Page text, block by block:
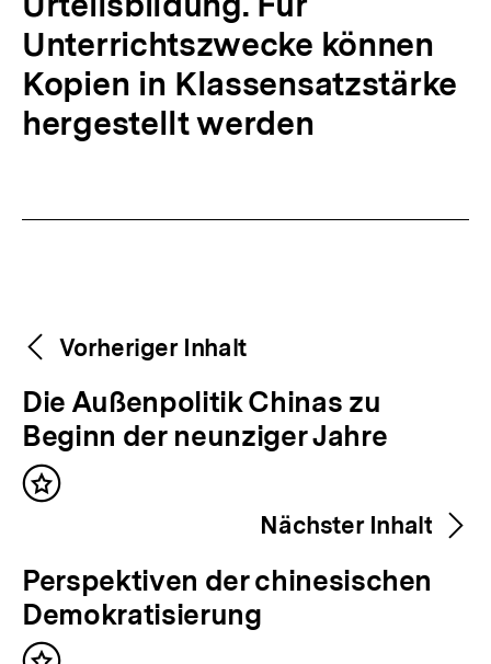
Unterrichtszwecke können
Kopien in Klassensatzstärke
hergestellt werden
Weitere
Inhalte
Content-
Navigation
Vorheriger Inhalt
V
o
r
h
r
i
g
Die Außenpolitik Chinas zu
Beginn der neunziger Jahre
Inhalt
Nächster Inhalt
N
ä
c
Perspektiven der chinesischen
Demokratisierung